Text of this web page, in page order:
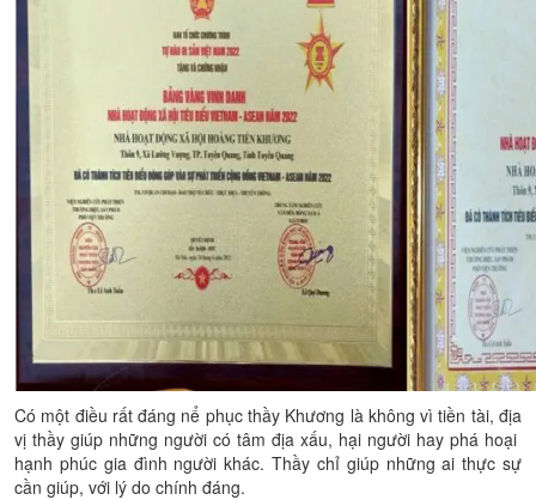
Có một điều rất đáng nể phục thầy Khương là không vì tiền tài, địa
vị thầy giúp những người có tâm địa xấu, hại người hay phá hoại
hạnh phúc gia đình người khác. Thầy chỉ giúp những ai thực sự
cần giúp, với lý do chính đáng.